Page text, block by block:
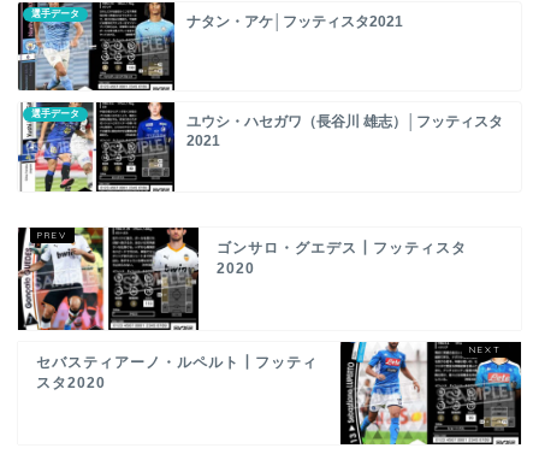
選手データ ナタン・アケ│フッティスタ2021
選手データ
ユウシ・ハセガワ（長谷川 雄志）│フッティスタ
2021
ゴンサロ・グエデス┃フッティスタ
2020
セバスティアーノ・ルペルト┃フッティ
スタ2020